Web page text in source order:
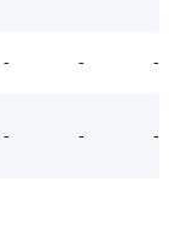
- - -
- - -